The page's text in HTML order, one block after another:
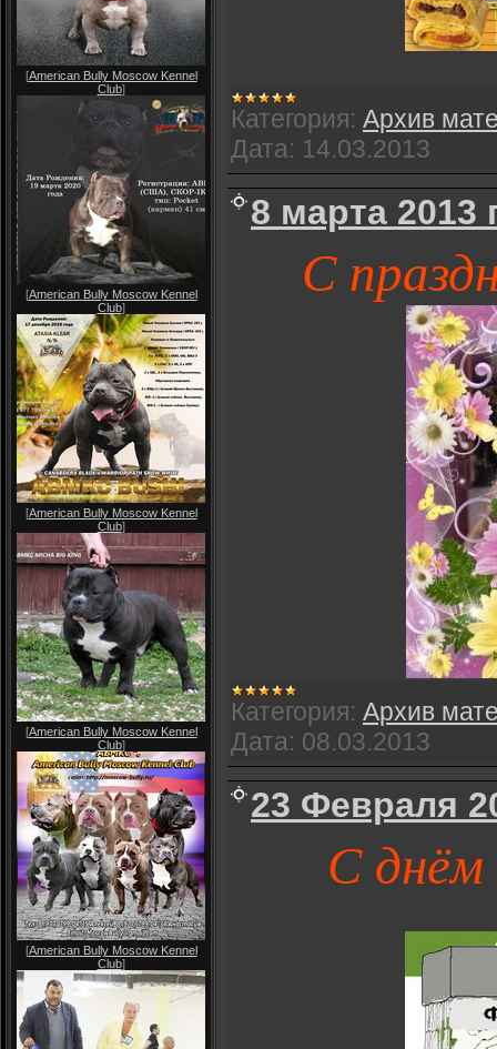
[American Bully Moscow Kennel
Club]
[American Bully Moscow Kennel
Club]
[American Bully Moscow Kennel
Club]
[American Bully Moscow Kennel
Club]
[American Bully Moscow Kennel
Club]
Категория: Архив
Дата: 14.03.2013
8 марта 2013
С
Категория: Архив
Дата: 08.03.2013
23 Февраля
С